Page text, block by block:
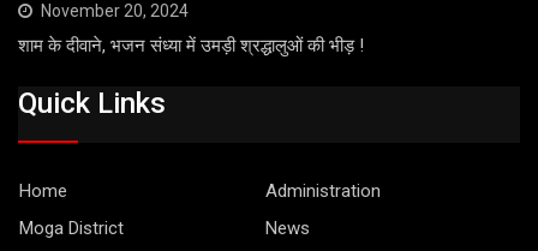
November 20, 2024
शाम के दीवाने, भजन संध्या में उमड़ी श्रद्धालुओं की भीड़ !
Quick Links
Home
Administration
Moga District
News